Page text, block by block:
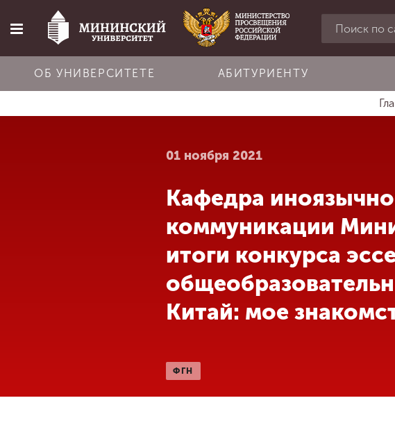
Главная
Другие виды
ОБ УНИВЕРСИТЕТЕ АБИТУРИЕНТУ
01 ноября 2021
Кафедра
коммуникации
итоги конкурса
Китай: мое
ФГН